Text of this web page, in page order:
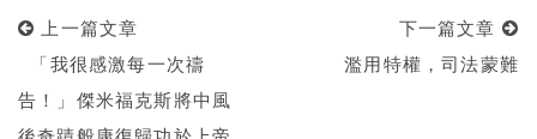
上一篇文章
「我很感激每一次禱
告！」傑米福克斯將中風
下一篇文章
濫用特權，司法蒙難